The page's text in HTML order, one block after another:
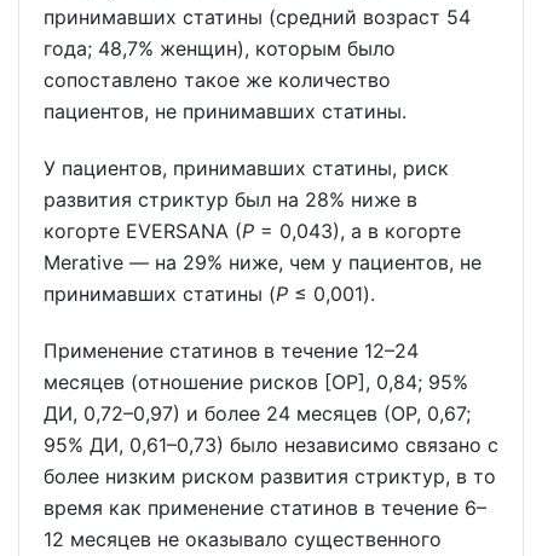
принимавших статины (средний возраст 54
года; 48,7% женщин), которым было
сопоставлено такое же количество
пациентов, не принимавших статины.
У пациентов, принимавших статины, риск
развития стриктур был на 28% ниже в
когорте EVERSANA (P = 0,043), а в когорте
Merative — на 29% ниже, чем у пациентов, не
принимавших статины (P ≤ 0,001).
Применение статинов в течение 12–24
месяцев (отношение рисков [ОР], 0,84; 95%
ДИ, 0,72–0,97) и более 24 месяцев (ОР, 0,67;
95% ДИ, 0,61–0,73) было независимо связано с
более низким риском развития стриктур, в то
время как применение статинов в течение 6–
12 месяцев не оказывало существенного